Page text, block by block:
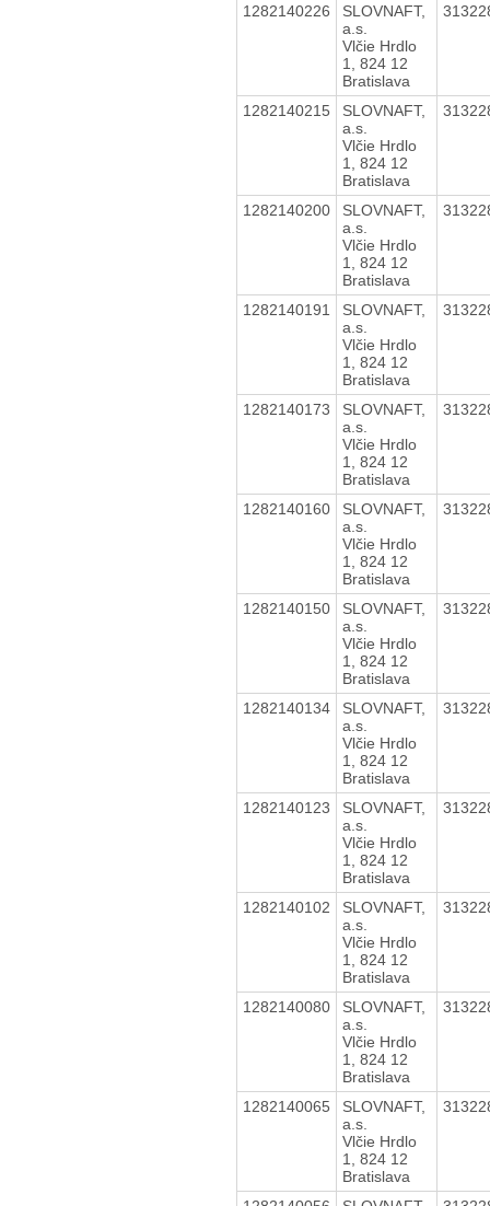
1282140226
SLOVNAFT,
a.s.
Vlčie Hrdlo
1, 824 12
Bratislava
1282140215
SLOVNAFT,
a.s.
Vlčie Hrdlo
1, 824 12
Bratislava
1282140200
SLOVNAFT,
a.s.
Vlčie Hrdlo
1, 824 12
Bratislava
1282140191
SLOVNAFT,
a.s.
Vlčie Hrdlo
1, 824 12
Bratislava
1282140173
SLOVNAFT,
a.s.
Vlčie Hrdlo
1, 824 12
Bratislava
1282140160
SLOVNAFT,
a.s.
Vlčie Hrdlo
1, 824 12
Bratislava
1282140150
SLOVNAFT,
a.s.
Vlčie Hrdlo
1, 824 12
Bratislava
1282140134
SLOVNAFT,
a.s.
Vlčie Hrdlo
1, 824 12
Bratislava
1282140123
SLOVNAFT,
a.s.
Vlčie Hrdlo
1, 824 12
Bratislava
1282140102
SLOVNAFT,
a.s.
Vlčie Hrdlo
1, 824 12
Bratislava
1282140080
SLOVNAFT,
a.s.
Vlčie Hrdlo
1, 824 12
Bratislava
1282140065
SLOVNAFT,
a.s.
Vlčie Hrdlo
1, 824 12
Bratislava